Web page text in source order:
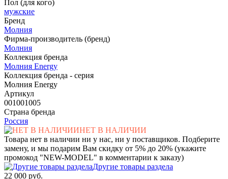
Пол (для кого)
мужские
Бренд
Молния
Фирма-производитель (бренд)
Молния
Коллекция бренда
Молния Energy
Коллекция бренда - серия
Молния Energy
Артикул
001001005
Страна бренда
Россия
НЕТ В НАЛИЧИИ
Товара нет в наличии ни у нас, ни у поставщиков. Подберите
замену, и мы подарим Вам скидку от 5% до 20% (укажите
промокод "NEW-MODEL" в комментарии к заказу)
Другие товары раздела
22 000 руб.